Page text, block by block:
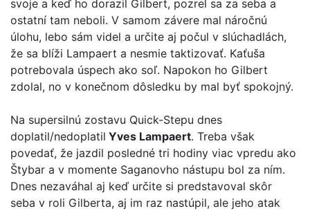
svoje a keď ho dorazil Gilbert, pozrel sa za seba a
ostatní tam neboli. V samom závere mal náročnú
úlohu, lebo sám videl a určite aj počul v slúchadlách,
že sa blíži Lampaert a nesmie taktizovať. Kaťuša
potrebovala úspech ako soľ. Napokon ho Gilbert
zdolal, no v konečnom dôsledku by mal byť spokojný.
Na supersilnú zostavu Quick-Stepu dnes
doplatil/nedoplatil Yves Lampaert. Treba však
povedať, že jazdil posledné tri hodiny viac vpredu ako
Štybar a v momente Saganovho nástupu bol za ním.
Dnes nezaváhal aj keď určite si predstavoval skôr
seba v roli Gilberta, aj im raz nastúpil, ale jeho atak